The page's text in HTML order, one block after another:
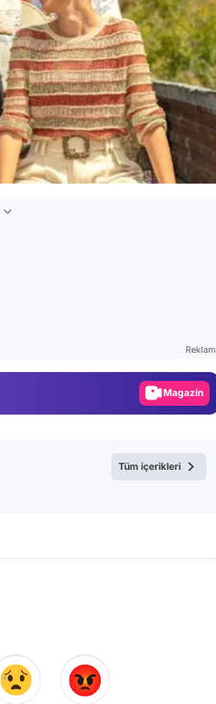
Reklam
Magazin
Tüm içerikleri